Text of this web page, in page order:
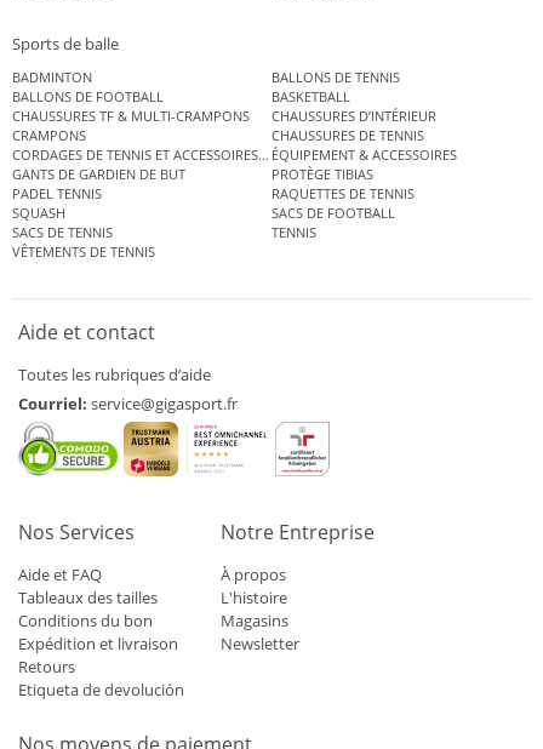
Sports de balle
BADMINTON
BALLONS DE TENNIS
BALLONS DE FOOTBALL
BASKETBALL
CHAUSSURES TF & MULTI-CRAMPONS
CHAUSSURES D’INTÉRIEUR
CRAMPONS
CHAUSSURES DE TENNIS
CORDAGES DE TENNIS ET ACCESSOIRES DE TENNISÉQUIPEMENT & ACCESSOIRES
GANTS DE GARDIEN DE BUT
PROTÈGE TIBIAS
PADEL TENNIS
RAQUETTES DE TENNIS
SQUASH
SACS DE FOOTBALL
SACS DE TENNIS
TENNIS
VÊTEMENTS DE TENNIS
Aide et contact
Toutes les rubriques d’aide
Courriel: service@gigasport.fr
Nos Services
Aide et FAQ
Tableaux des tailles
Conditions du bon
Expédition et livraison
Retours
Etiqueta de devolución
Notre Entreprise
À propos
L'histoire
Magasins
Newsletter